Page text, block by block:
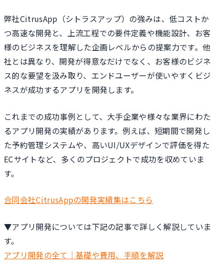
弊社CitrusApp（シトラスアップ）の強みは、低コストか
つ高速な開発と、上流工程での要件定義や機能設計、お客
様のビジネスを理解した企画レベルからの提案力です。他
社とは異なり、開発が得意なだけでなく、お客様のビジネ
ス的な要望を汲み取り、エンドユーザーが使いやすくビジ
ネスが成功するアプリを開発します。
これまでの成功事例として、大手企業や様々な業界にわた
るアプリ開発の実績があります。例えば、短期間で開発し
た予約管理システムや、高いUI/UXデザインで評価を得た
ECサイトなど、多くのプロジェクトで成功を収めていま
す。
合同会社CitrusAppの開発実績集はこちら
▼アプリ開発については下記の記事で詳しく解説していま
す。
アプリ開発の全て｜基礎や費用、手順を解説